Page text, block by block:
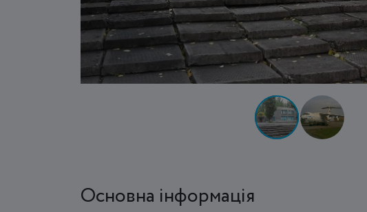
Основна інформація